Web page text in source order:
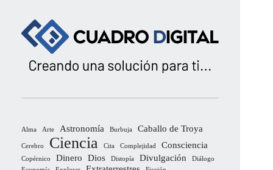
Alma Arte Astronomía Burbuja Caballo de Troya
Cerebro Ciencia Cita Complejidad Consciencia
Copérnico Dinero Dios Distopía Divulgación
Diálogo